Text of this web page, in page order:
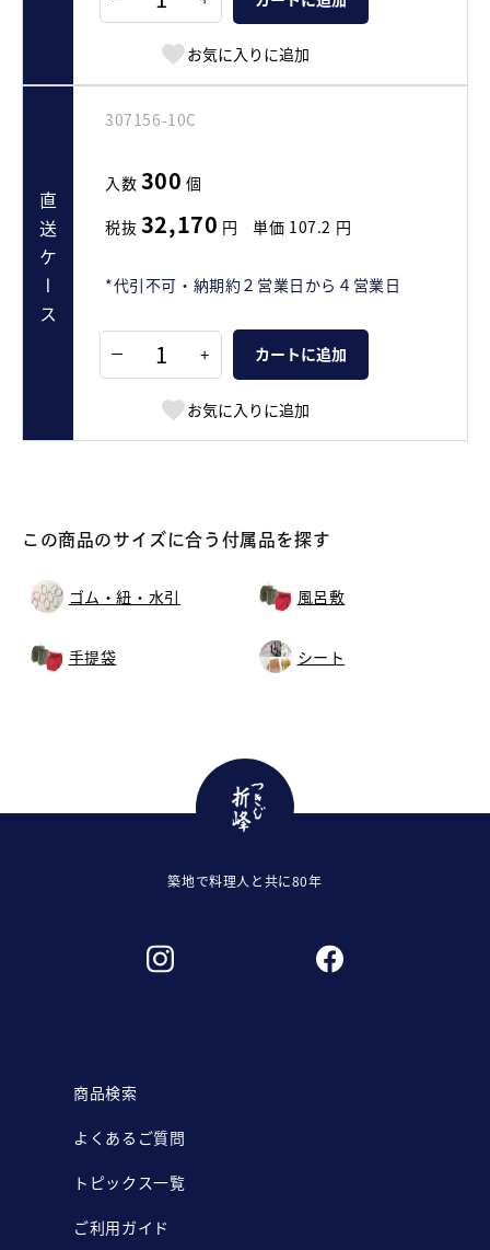
お気に入りに追加
直送ケース
307156-10C
入数 300 個
税抜 32,170 円 単価 107.2 円
*代引不可・納期約２営業日から４営業日
+ カートに追加
お気に入りに追加
この商品のサイズに合う付属品を探す
ゴム・紐・水引 風呂敷
手提袋 シート
築地で料理人と共に80年
商品検索
よくあるご質問
トピックス一覧
ご利用ガイド